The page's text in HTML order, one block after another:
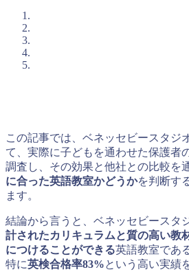
この記事では、ベネッセビースタジ
て、実際に子どもを通わせた保護者
調査し、その効果と他社との比較を
に合った英語教室かどうかを判断す
ます。
結論から言うと、ベネッセビースタ
計されたカリキュラムと質の高い教
につけることができる英語教室であ
特に英検合格率83%という高い実績